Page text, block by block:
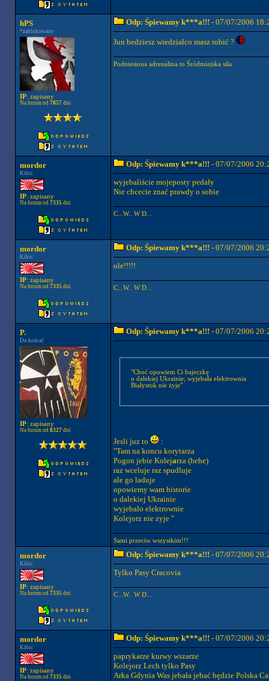
hPS
*zablokowany
IP: zapisany
Na forum od 7857dni
Odp: Śpiewamy k***a!!! - 07/07/2006
Jun bedziesz wiedziałco masz robić ?
Podniesiona adrenalina to Śródmiejska siła
mordor
Kibic
IP: zapisany
Na forum od 7335dni
Odp: Śpiewamy k***a!!! - 07/07/2006
wyjebaliście mojeposty pedały
Nie chcecie znać prawdy o sobie
C...W.. W D...
mordor
Kibic
IP: zapisany
Na forum od 7335 dni
Odp: Śpiewamy k***a!!! - 07/07/2006
ole!!!!!
C...W.. W D...
P.
Do końca!
IP: zapisany
Na forum od 8327dni
Odp: Śpiewamy k***a!!! - 07/07/2006
"Choć opowiem Ci bajeczkę
o dalekiej Ukrainie; wyjebała elektrownia
Białystok nie żyje"
Jesli juz to
:
"Tam na koncu korytarza
Pogon jebie Kolejarza (hehe)
raz wceluje raz spudluje
ale go laduje
opowiemy wam historie
o dalekiej Ukrainie
wyjebalo elektrownie
Kolejorz nie zyje "
Sami przeciw wszystkim!!!
mordor
Kibic
IP: zapisany
Na forum od 7335 dni
Odp: Śpiewamy k***a!!! - 07/07/2006
Tylko Pasy Cracovia
C...W.. W D...
mordor
Kibic
IP: zapisany
Na forum od 7335dni
Odp: Śpiewamy k***a!!! - 07/07/2006
paprykarze kurwy wszarze
Kolejorz Lech tylko Pasy
Arka Gdynia Was jebała jebać będzie Polska